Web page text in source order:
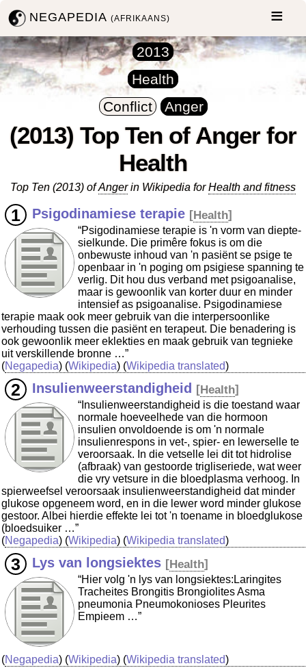
NEGAPEDIA(AFRIKAANS)
2013
Health
Conflict
Anger
(2013) Top Ten of Anger for
Health
Top Ten (2013) ofAngerin Wikipedia forHealth and fitness
Psigodinamiese terapie [Health]
“Psigodinamiese terapie is 'n vorm van diepte-
sielkunde. Die primêre fokus is om die
onbewuste inhoud van 'n pasiënt se psige te
openbaar in 'n poging om psigiese spanning te
verlig. Dit hou dus verband met psigoanalise,
maar is gewoonlik van korter duur en minder
intensief as psigoanalise. Psigodinamiese
terapie maak ook meer gebruik van die interpersoonlike
verhouding tussen die pasiënt en terapeut. Die benadering is
ook gewoonlik meer eklekties en maak gebruik van tegnieke
uit verskillende bronne …”
(Negapedia) (Wikipedia) (Wikipedia translated)
Insulienweerstandigheid [Health]
“Insulienweerstandigheid is die toestand waar
normale hoeveelhede van die hormoon
insulien onvoldoende is om 'n normale
insulienrespons in vet-, spier- en lewerselle te
veroorsaak. In die vetselle lei dit tot hidrolise
(afbraak) van gestoorde trigliseriede, wat weer
die vry vetsure in die bloedplasma verhoog. In
spierweefsel veroorsaak insulienweerstandigheid dat minder
glukose opgeneem word, en in die lewer word minder glukose
gestoor. Albei hierdie effekte lei tot 'n toename in bloedglukose
(bloedsuiker …”
(Negapedia) (Wikipedia) (Wikipedia translated)
Lys van longsiektes [Health]
“Hier volg 'n lys van longsiektes:Laringites
Tracheites Brongitis Brongiolites Asma
pneumonia Pneumokonioses Pleurites
Empieem …”
(Negapedia) (Wikipedia) (Wikipedia translated)